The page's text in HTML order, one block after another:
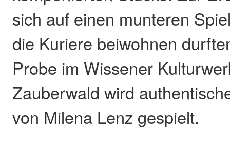
sich auf einen munteren
die Kuriere beiwohnen
Probe im Wissener
Zauberwald wird
von Milena Lenz gespielt.